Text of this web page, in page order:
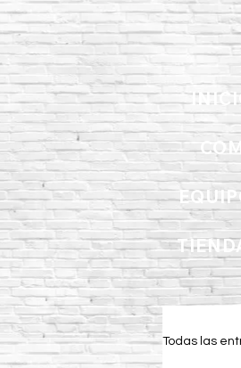
Todas las